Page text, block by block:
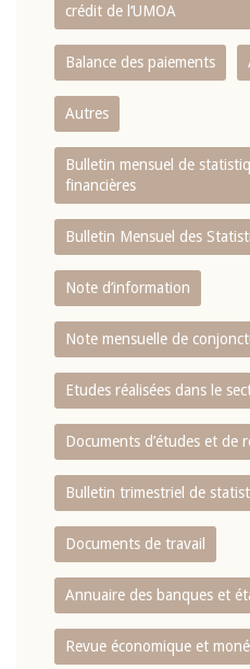
crédit de l‘UMOA
Balance des paiements
Autres
Bulletin mensuel de
financières
Bulletin Mensuel des
Note d’information
Note mensuelle de
Etudes réalisées dans le
Documents d’études et de
Bulletin trimestriel de
Documents de travail
Annuaire des banques et
Revue économique et